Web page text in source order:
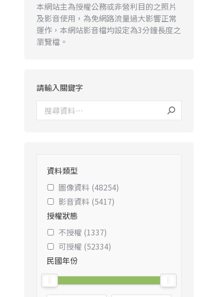
本網站主為授權公務或非營利目的之照片
及影音使用，為免網路流量過大影響正常
運作，本網站影音檔均設定為3分鐘長度之
瀏覽檔。
請輸入關鍵字
資料類型
圖像資料 (48254)
影音資料 (5417)
授權狀態
不授權 (1337)
可授權 (52334)
民國年份